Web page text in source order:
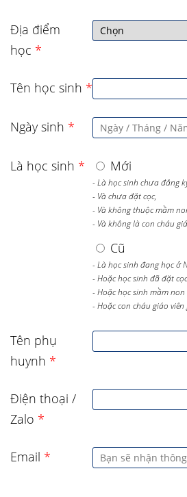
Địa điểm
học *
Tên học sinh *
Ngày sinh *
Là học sinh * Mới
- Là học sinh chưa đăng
- Và chưa đặt cọc,
- Và không thuộc mầm
- Và không là con cháu
Cũ
- Là học sinh đang học ở
- Hoặc học sinh đã đặt
- Hoặc học sinh mầm non
- Hoặc con cháu giáo viên
Tên phụ
huynh *
Điện thoại /
Zalo *
Email *